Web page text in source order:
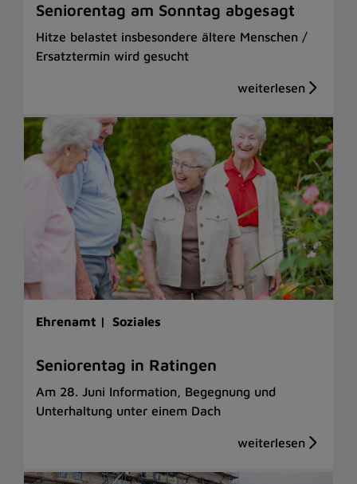
Seniorentag am Sonntag abgesagt
Hitze belastet insbesondere ältere Menschen /
Ersatztermin wird gesucht
Ehrenamt | Soziales
Seniorentag in Ratingen
Am 28. Juni Information, Begegnung und
Unterhaltung unter einem Dach